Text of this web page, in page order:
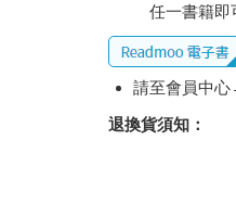
任一書籍即
請至會員中心
退換貨須知：